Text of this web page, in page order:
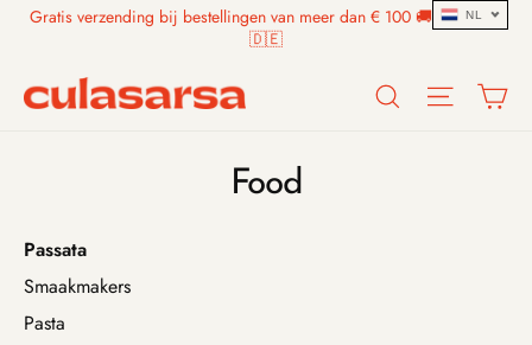
SkipGratis verzending bij bestellingen van meer dan € 100 🚚 🇧🇪🇳🇱
🇩🇪
SearchSite
Food
Passata
Smaakmakers
Pasta
NL